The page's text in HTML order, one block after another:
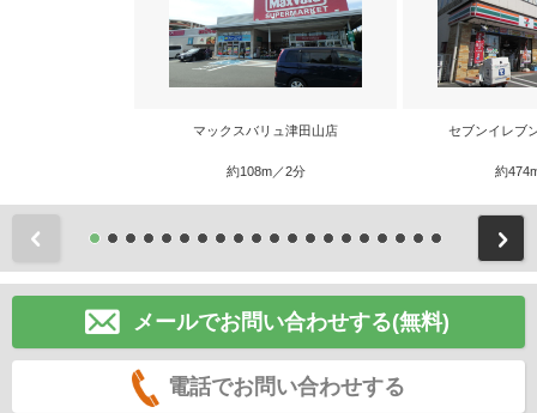
マックスバリュ津田山店
約108m／2分
セブンイレブ
約
メールでお問い合わせする(無料)
電話でお問い合わせする